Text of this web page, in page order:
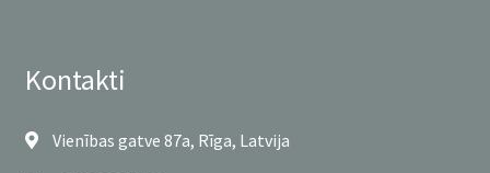
Kontakti
Vienības gatve 87a, Rīga, Latvija